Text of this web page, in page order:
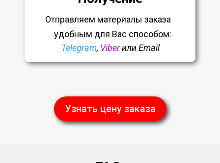
Отправляем материалы заказа
удобным для Вас способом:
Telegram, Viberили Email
Узнать цену заказа